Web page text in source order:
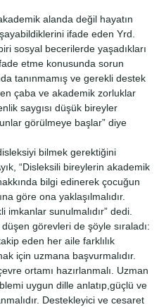
alanda değil hayatın
ifade eden Yrd.
sosyal becerilerde yaşadıkları
etme konusunda sorun
tanınmamış ve gerekli destek
çaba ve akademik zorluklar
saygısı düşük bireyler
görülmeye başlar” diye
bilmek gerektiğini
“Disleksili bireylerin akademik
bilgi edinerek çocuğun
göre ona yaklaşılmalıdır.
sunulmalıdır” dedi.
görevleri de şöyle sıraladı:
eden her aile farklılık
için uzmana başvurmalıdır.
ortamı hazırlanmalı. Uzman
uygun dille anlatıp,güçlü ve
Destekleyici ve cesaret